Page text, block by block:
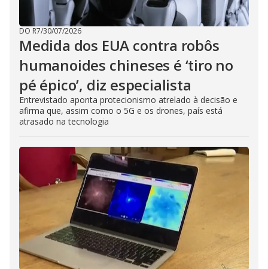
DO R7/30/07/2026
Medida dos EUA contra robôs
humanoides chineses é ‘tiro no
pé épico’, diz especialista
Entrevistado aponta protecionismo atrelado à decisão e
afirma que, assim como o 5G e os drones, país está
atrasado na tecnologia